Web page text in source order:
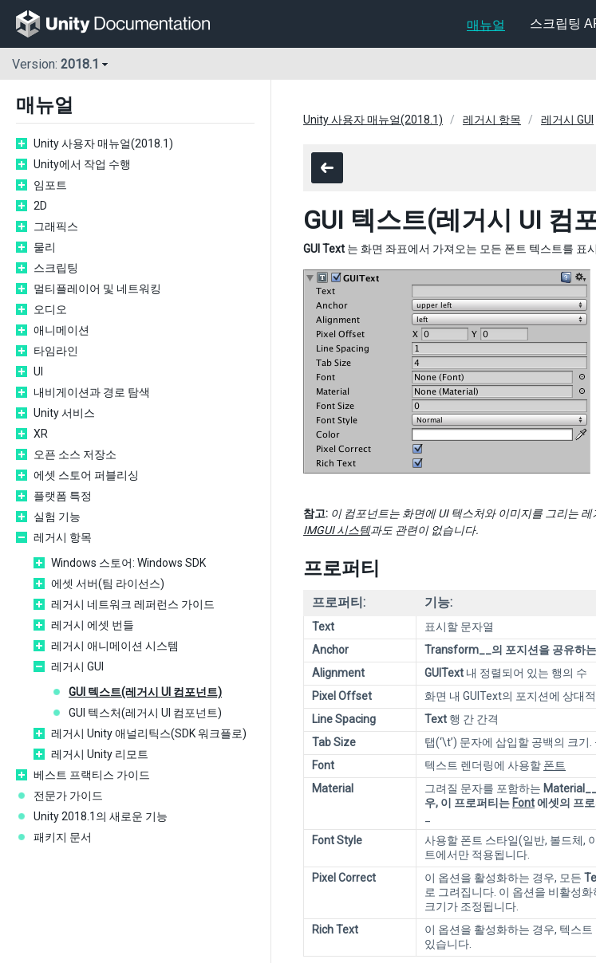
매뉴얼 스크립팅
Version: 2018.1
매뉴얼
Unity 사용자 매뉴얼(2018.1)
Unity에서 작업 수행
임포트
2D
그래픽스
물리
스크립팅
멀티플레이어 및 네트워킹
오디오
애니메이션
타임라인
UI
내비게이션과 경로 탐색
Unity 서비스
XR
오픈 소스 저장소
에셋 스토어 퍼블리싱
플랫폼 특정
실험 기능
레거시 항목
Windows 스토어: Windows SDK
에셋 서버(팀 라이선스)
레거시 네트워크 레퍼런스 가이드
레거시 에셋 번들
레거시 애니메이션 시스템
레거시 GUI
GUI 텍스트(레거시 UI 컴포넌트)
GUI 텍스처(레거시 UI 컴포넌트)
레거시 Unity 애널리틱스(SDK 워크플로)
레거시 Unity 리모트
베스트 프랙티스 가이드
전문가 가이드
Unity 2018.1의 새로운 기능
패키지 문서
Unity 사용자 매뉴얼(2018.1) 레거시 항목 레거시 GUI
GUI 텍스트(레거시 UI 컴
GUI Text 는 화면 좌표에서 가져오는 모든 폰트 텍스트를 표
참고: 이 컴포넌트는 화면에 UI 텍스처와 이미지를 그리는
IMGUI 시스템과도 관련이 없습니다.
프로퍼티
프로퍼티: 기능:
Text
표시할 문자열
Anchor
Transform__의 포지션을 공유하는
Alignment
GUIText 내 정렬되어 있는 행의 수
Pixel Offset
화면 내 GUIText의 포지션에 상대
Line Spacing
Text 행 간 간격
Tab Size
탭(‘\t’) 문자에 삽입할 공백의 크
Font
텍스트 렌더링에 사용할 폰트
Material
그려질 문자를 포함하는
우, 이 프로퍼티는 Font에셋의 프로
Font Style
사용할 폰트 스타일(일반, 볼드체,
트에서만 적용됩니다.
Pixel Correct
이 옵션을 활성화하는 경우, 모든
로 그려집니다. 이 옵션을 비활성
크기가 조정됩니다.
Rich Text
이 옵션을 활성화하는 경우, 텍스
있습니다.